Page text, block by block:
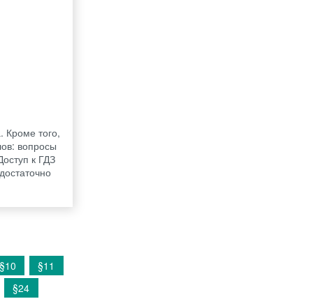
Кроме того,
вопросы
к ГДЗ
§11
§24